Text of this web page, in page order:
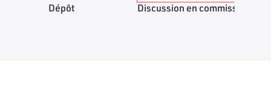
Dépôt Discussion en commission